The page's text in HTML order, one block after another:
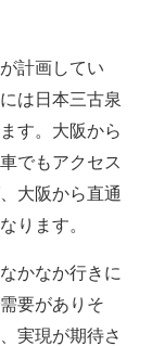
計画してい
は日本三古泉
す。大阪から
でもアクセス
大阪から直通
ります。
かなか行きに
要がありそ
実現が期待さ